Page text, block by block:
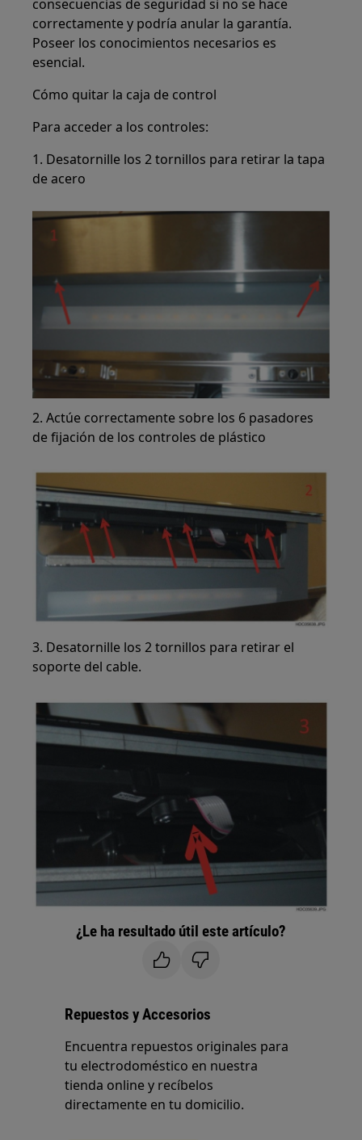
consecuencias de seguridad si no se hace
correctamente y podría anular la garantía.
Poseer los conocimientos necesarios es
esencial.
Cómo quitar la caja de control
Para acceder a los controles:
1. Desatornille los 2 tornillos para retirar la tapa
de acero
2. Actúe correctamente sobre los 6 pasadores
de fijación de los controles de plástico
3. Desatornille los 2 tornillos para retirar el
soporte del cable.
¿Le ha resultado útil este artículo?
Repuestos y Accesorios
Encuentra repuestos originales para
tu electrodoméstico en nuestra
tienda online y recíbelos
directamente en tu domicilio.